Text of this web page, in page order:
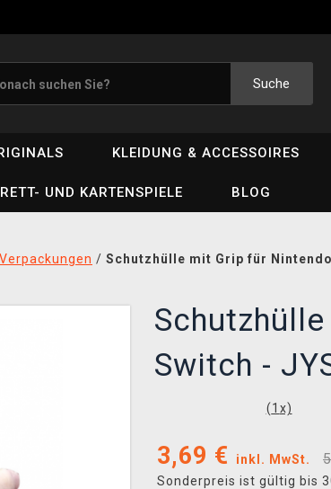
Suche
KLEIDUNG & ACCESSOIRES
UND KARTENSPIELE BLOG
/ Schutzhülle mit Grip für
Switch -
(1 x)
3,69 € inkl. MwSt.
Sonderpreis ist gültig bis